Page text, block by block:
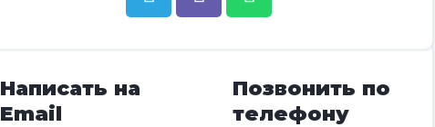
Написать на
Email
Позвонить по
телефону